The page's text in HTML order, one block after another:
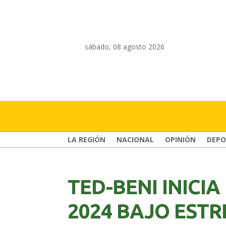
sábado, 08 agosto 2026
LA REGIÓN NACIONAL OPINIÓN
TED-BENI INICIA
2024 BAJO